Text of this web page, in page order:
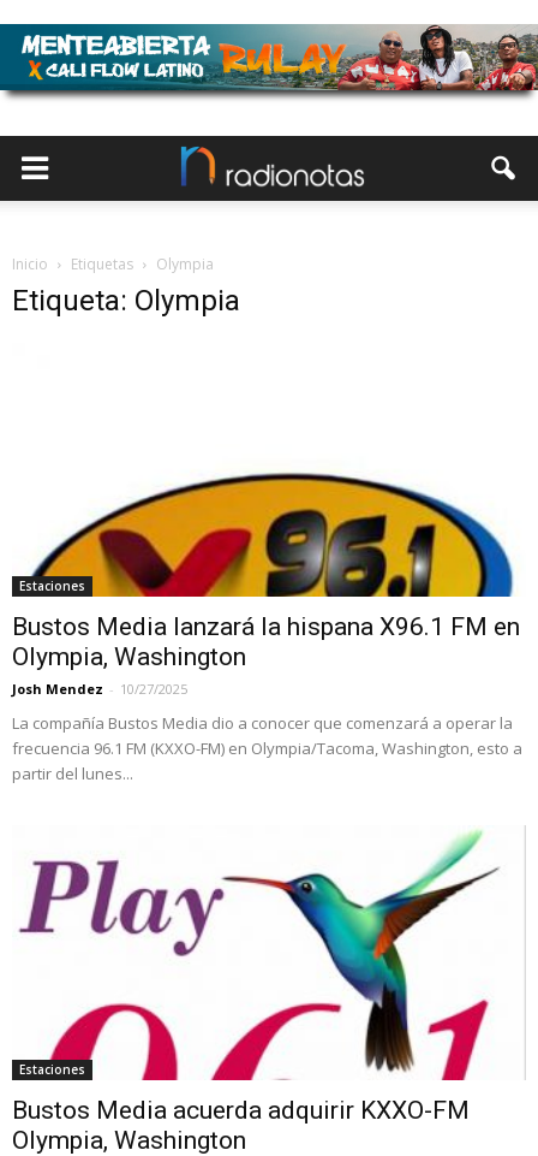
Inicio Etiquetas Olympia
Etiqueta: Olympia
Estaciones
Bustos Media lanzará la hispana X96.1 FM en
Olympia, Washington
Josh Mendez - 10/27/2025
La compañía Bustos Media dio a conocer que comenzará a operar la
frecuencia 96.1 FM (KXXO-FM) en Olympia/Tacoma, Washington, esto a
partir del lunes...
Estaciones
Bustos Media acuerda adquirir KXXO-FM
Olympia, Washington